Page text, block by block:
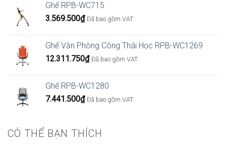
Ghế RPB-WC715
3.569.500₫ Đã bao gồm VAT
Ghế Văn Phòng Công Thái Học RPB-WC1269
12.311.750₫ Đã bao gồm VAT
Ghế RPB-WC1280
7.441.500₫ Đã bao gồm VAT
CÓ THỂ BẠN THÍCH